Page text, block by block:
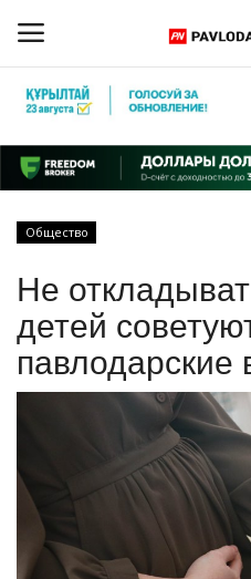
Главная
ПАВЛОДАРСКАЯ ОБЛАСТЬ
КАЗАХСТАН
СПЕЦПРОЕКТЫ
СПОРТ
Общество
Не
детей
павлодарские